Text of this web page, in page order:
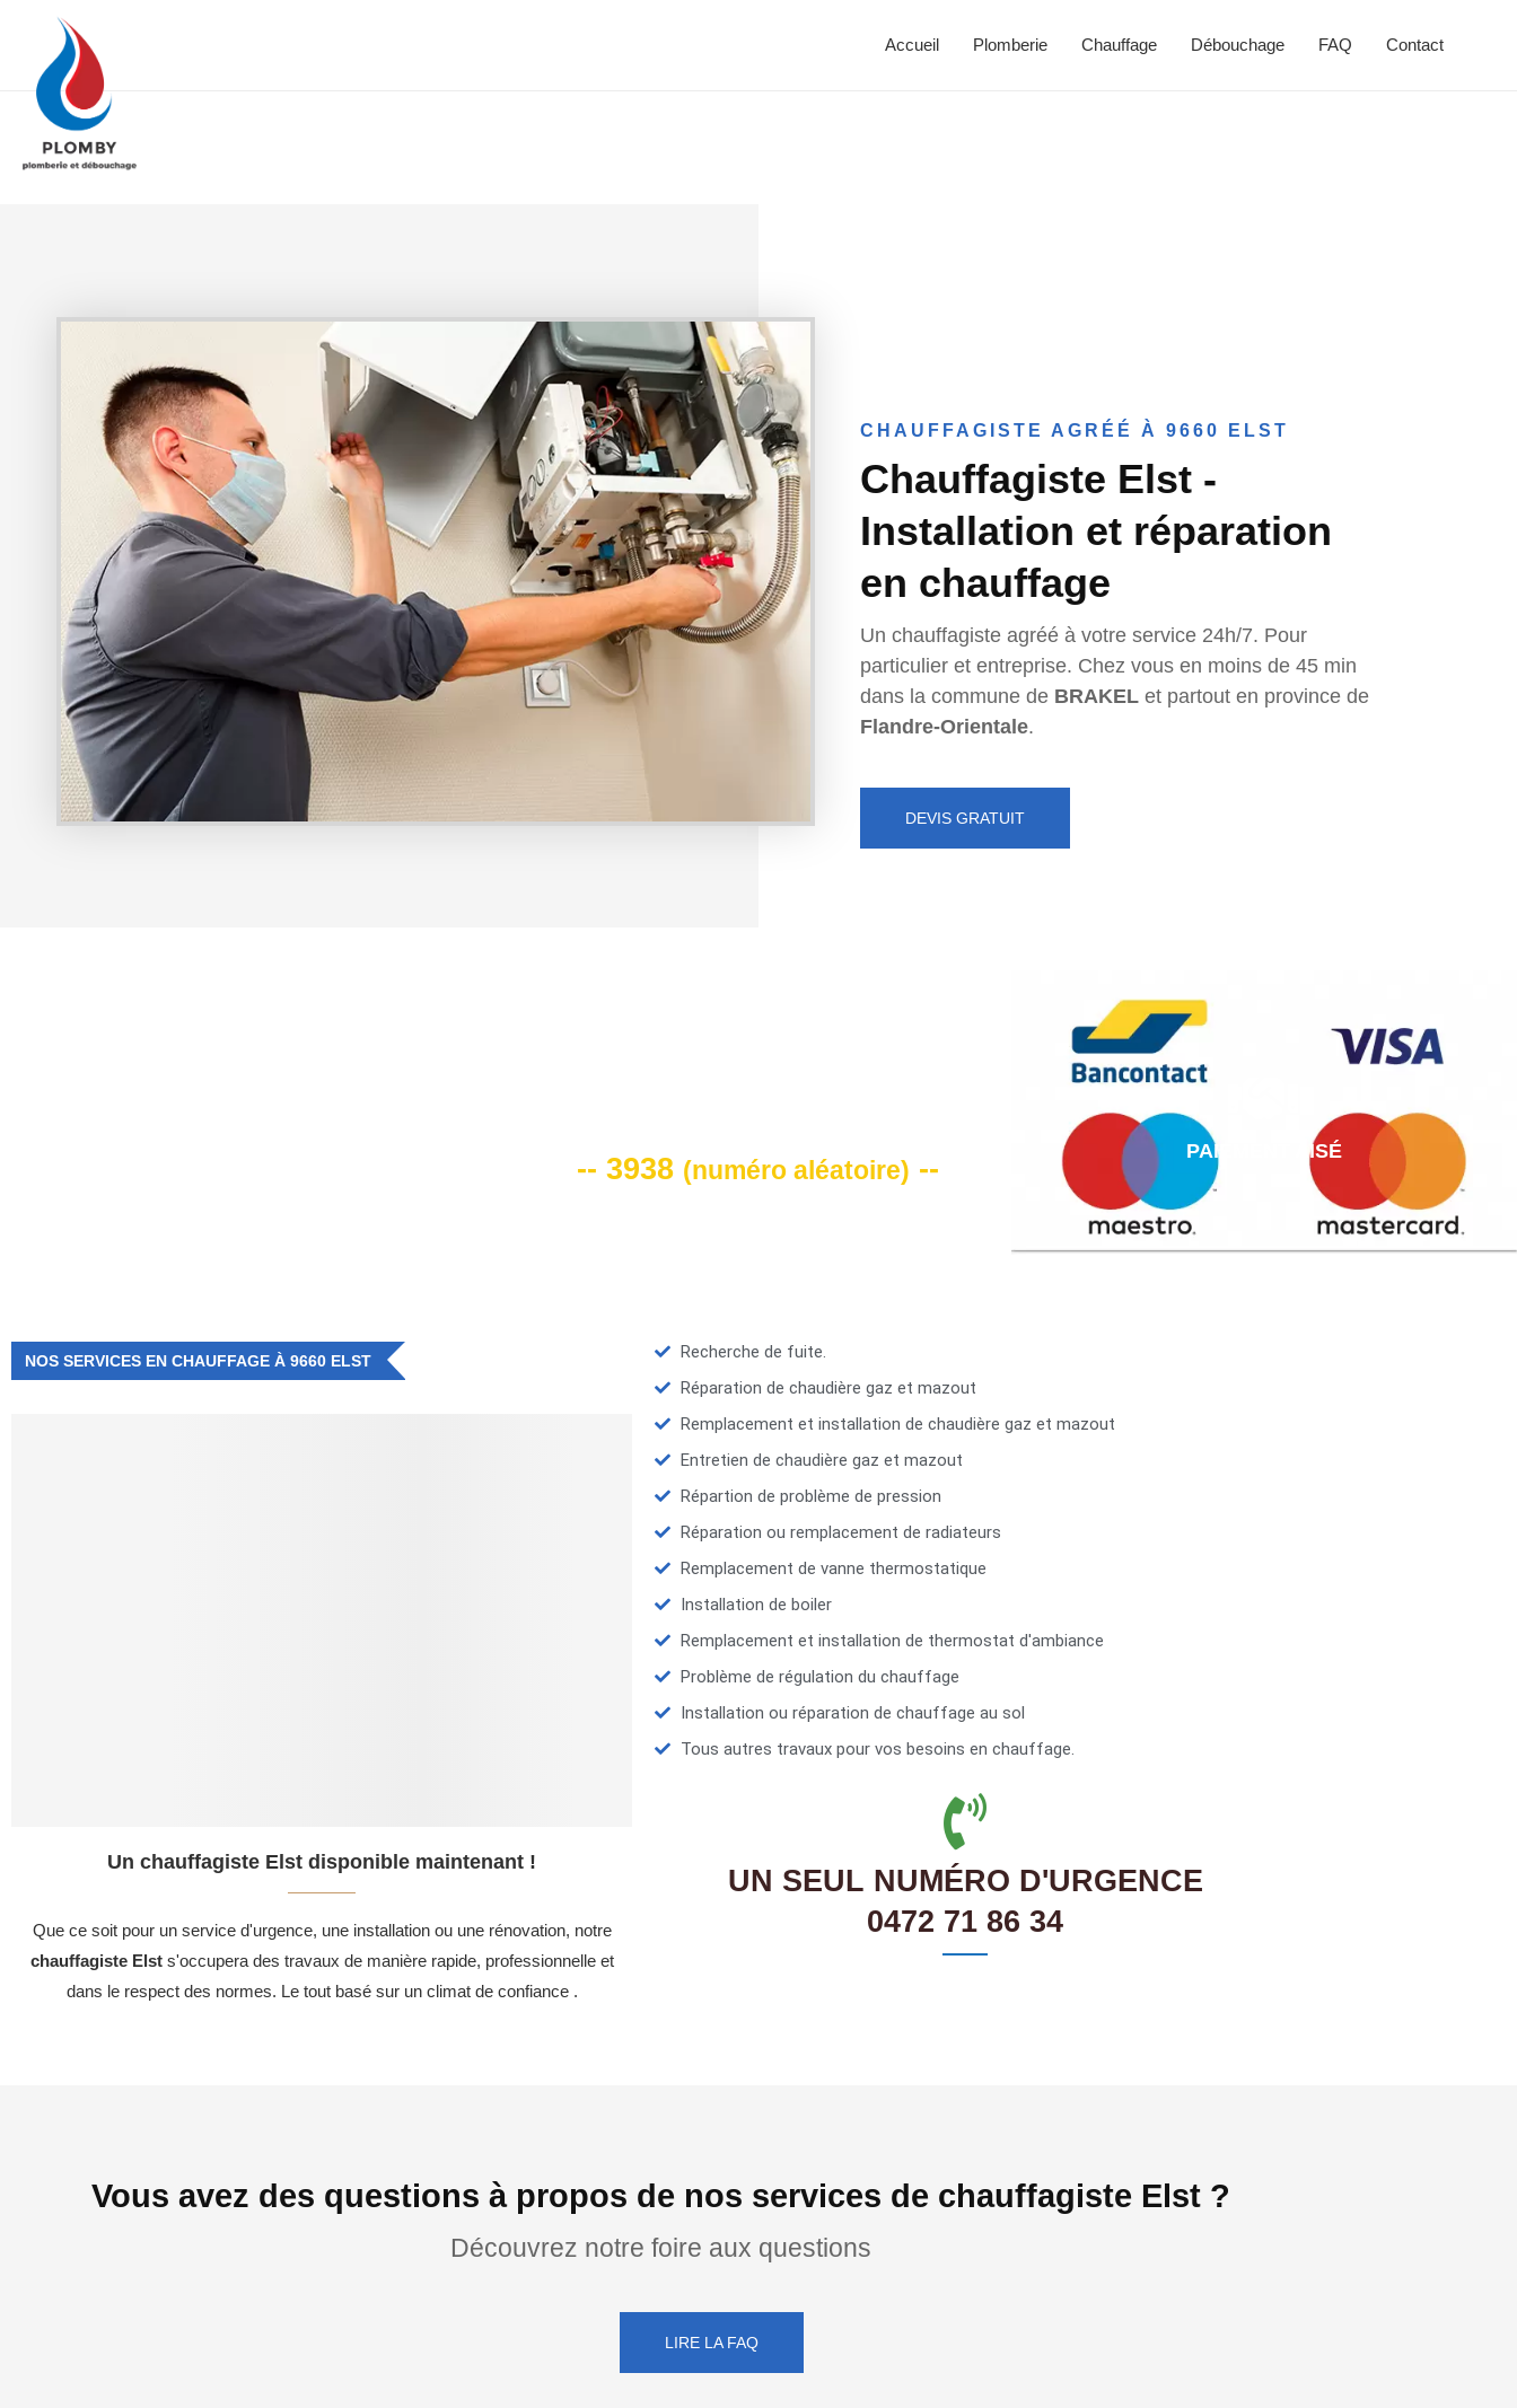
Accueil Plomberie Chauffage Débouchage FAQ Contact
CHAUFFAGISTE AGRÉÉ À 9660 ELST
Chauffagiste Elst -
Installation et réparation
en chauffage
Un chauffagiste agréé à votre service 24h/7. Pour
particulier et entreprise. Chez vous en moins de 45 min
dans la commune de BRAKEL et partout en province de
Flandre-Orientale.
DEVIS GRATUIT
-- 3938 (numéro aléatoire) --
PAIEMENT AISÉ
NOS SERVICES EN CHAUFFAGE À 9660 ELST
Un chauffagiste Elst disponible maintenant !
Que ce soit pour un service d'urgence, une installation ou une rénovation, notre
chauffagiste Elsts'occupera des travaux de manière rapide, professionnelle et
dans le respect des normes. Le tout basé sur un climat de confiance .
Recherche de fuite.
Réparation de chaudière gaz et mazout
Remplacement et installation de chaudière gaz et mazout
Entretien de chaudière gaz et mazout
Répartion de problème de pression
Réparation ou remplacement de radiateurs
Remplacement de vanne thermostatique
Installation de boiler
Remplacement et installation de thermostat d'ambiance
Problème de régulation du chauffage
Installation ou réparation de chauffage au sol
Tous autres travaux pour vos besoins en chauffage.
UN SEUL NUMÉRO D'URGENCE
0472 71 86 34
Vous avez des questions à propos de nos services de chauffagiste Elst ?
Découvrez notre foire aux questions
LIRE LA FAQ